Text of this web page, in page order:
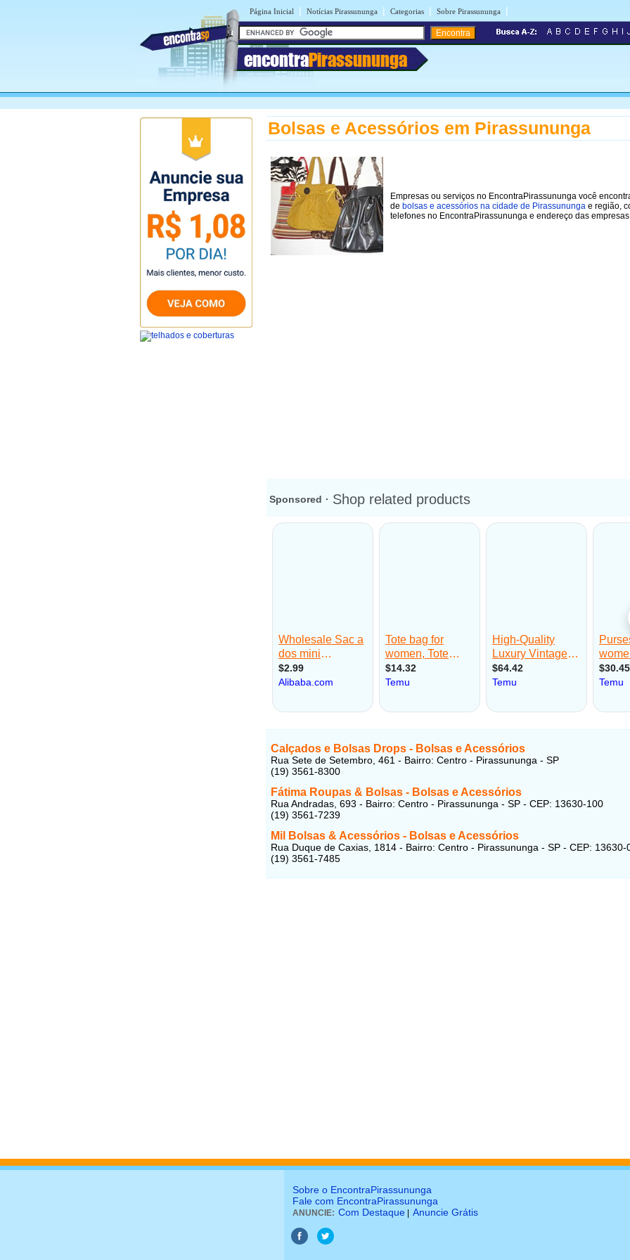
Página Inicial | Notícias Pirassununga | Categorias | Sobre Pirassununga |
encontraPirassununga
Bolsas e Acessórios em Pirassununga
Empresas ou serviços no EncontraPirassununga você
de bolsas e acessórios na cidade de Pirassununga e região,
telefones no EncontraPirassununga e endereço das
Calçados e Bolsas Drops - Bolsas e Acessórios
Rua Sete de Setembro, 461 - Bairro: Centro - Pirassununga - SP
(19) 3561-8300
Fátima Roupas & Bolsas - Bolsas e Acessórios
Rua Andradas, 693 - Bairro: Centro - Pirassununga - SP - CEP: 13630-100
(19) 3561-7239
Mil Bolsas & Acessórios - Bolsas e Acessórios
Rua Duque de Caxias, 1814 - Bairro: Centro - Pirassununga - SP - CEP: 13630-
(19) 3561-7485
Sobre o EncontraPirassununga
Fale com EncontraPirassununga
ANUNCIE: Com Destaque Anuncie Grátis